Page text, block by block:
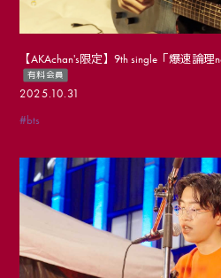
【AKAchan's限定】9th single「爆速論
有料会員
2025.10.31
#bts